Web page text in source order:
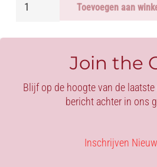
beautifull
PVC
Toevoegen aan
Join the
Blijf op de hoogte van de
bericht achter in ons
Inschrijven